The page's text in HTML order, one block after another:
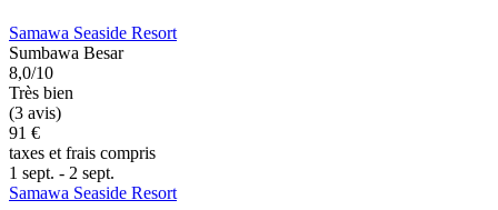
Samawa Seaside Resort
Sumbawa Besar
8,0/10
Très bien
(3 avis)
91 €
taxes et frais compris
1 sept. - 2 sept.
Samawa Seaside Resort